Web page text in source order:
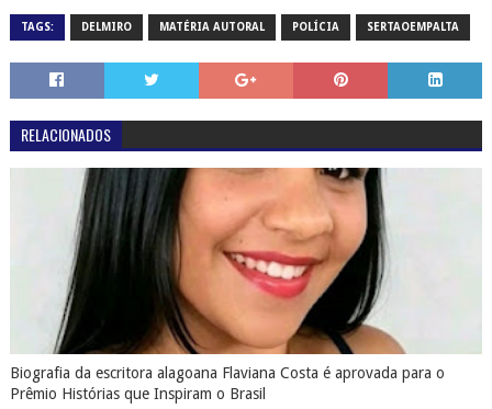
TAGS: DELMIRO MATÉRIA AUTORAL POLÍCIA SERTAOEMPALTA
RELACIONADOS
Biografia da escritora alagoana Flaviana Costa é aprovada para o
Prêmio Histórias que Inspiram o Brasil